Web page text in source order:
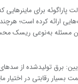
پاراگوئه برای ماینرهایی
ارائه کرده است؛
مسئله به‌نوعی ریسک
برق تولیدشده از
بسیار رقابتی در اختیار